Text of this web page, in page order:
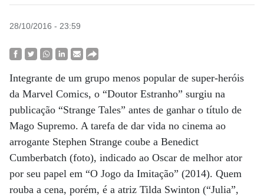
28/10/2016 - 23:59
Integrante de um grupo menos popular de super-heróis
da Marvel Comics, o “Doutor Estranho” surgiu na
publicação “Strange Tales” antes de ganhar o título de
Mago Supremo. A tarefa de dar vida no cinema ao
arrogante Stephen Strange coube a Benedict
Cumberbatch (foto), indicado ao Oscar de melhor ator
por seu papel em “O Jogo da Imitação” (2014). Quem
rouba a cena, porém, é a atriz Tilda Swinton (“Julia”,